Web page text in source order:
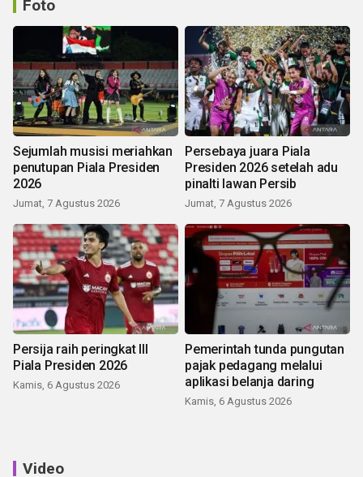
Foto
Sejumlah musisi meriahkan
penutupan Piala Presiden
2026
Jumat, 7 Agustus 2026
Persebaya juara Piala
Presiden 2026 setelah adu
pinalti lawan Persib
Jumat, 7 Agustus 2026
Persija raih peringkat III
Piala Presiden 2026
Kamis, 6 Agustus 2026
Pemerintah tunda pungutan
pajak pedagang melalui
aplikasi belanja daring
Kamis, 6 Agustus 2026
Video